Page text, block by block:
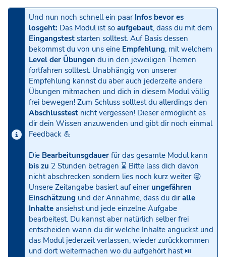
Und nun noch schnell ein paar Infos bevor es
losgeht: Das Modul ist so aufgebaut, dass du mit dem
Eingangstest starten solltest. Auf Basis dessen
bekommst du von uns eine Empfehlung, mit welchem
Level der Übungen du in den jeweiligen Themen
fortfahren solltest. Unabhängig von unserer
Empfehlung kannst du aber auch jederzeite andere
Übungen mitmachen und dich in diesem Modul völlig
frei bewegen! Zum Schluss solltest du allerdings den
Abschlusstest nicht vergessen! Dieser ermöglicht es
dir dein Wissen anzuwenden und gibt dir noch einmal
Feedback 💪
Die Bearbeitunsgdauer für das gesamte Modul kann
bis zu 2 Stunden betragen ⌛️ Bitte lass dich davon
nicht abschrecken sondern lies noch kurz weiter 😜
Unsere Zeitangabe basiert auf einer ungefähren
Einschätzung und der Annahme, dass du diralle
Inhalte ansiehst und jede einzelne Aufgabe
bearbeitest. Du kannst aber natürlich selber frei
entscheiden wann du dir welche Inhalte anguckst und
das Modul jederzeit verlassen, wieder zurückkommen
und dort weitermachen wo du aufgehört hast ⏯